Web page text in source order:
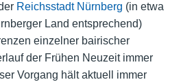
Reichsstadt Nürnberg (in etwa
Land entsprechend)
einzelner bairischer
der Frühen Neuzeit immer
Vorgang hält aktuell immer